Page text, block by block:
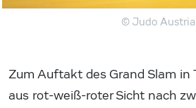
© Judo Austria
Zum Auftakt des Grand Slam in
aus rot-weiß-roter Sicht nach